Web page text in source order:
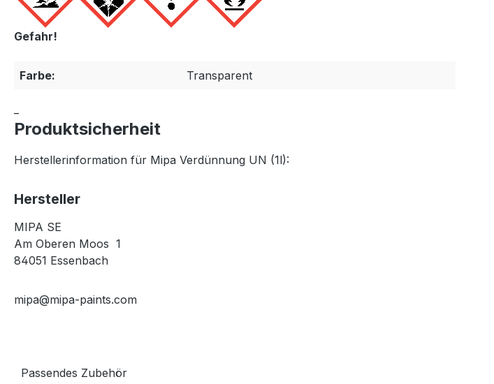
Gefahr!
Farbe: Transparent
Produktsicherheit
Herstellerinformation für Mipa Verdünnung UN (1l):
Hersteller
MIPA SE
Am Oberen Moos 1
84051 Essenbach
mipa@mipa-paints.com
Passendes Zubehör